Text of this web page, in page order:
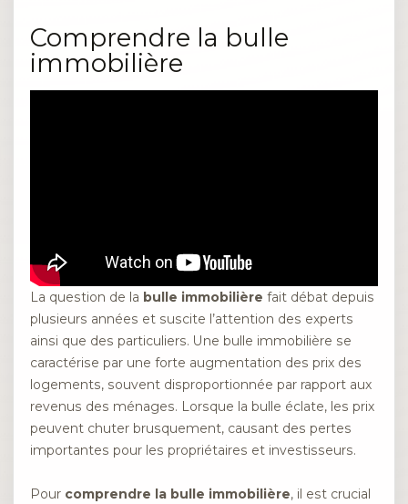
Comprendre la bulle
immobilière
La question de la bulle immobilière fait débat depuis
plusieurs années et suscite l’attention des experts
ainsi que des particuliers. Une bulle immobilière se
caractérise par une forte augmentation des prix des
logements, souvent disproportionnée par rapport aux
revenus des ménages. Lorsque la bulle éclate, les prix
peuvent chuter brusquement, causant des pertes
importantes pour les propriétaires et investisseurs.
Pour comprendre la bulle immobilière, il est crucial